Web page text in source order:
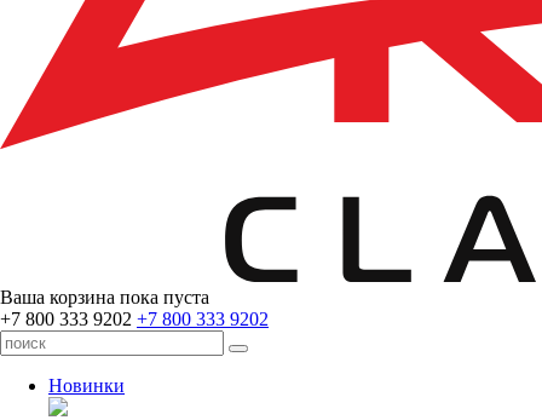
Ваша корзина пока пуста
+7 800 333 9202 +7 800 333 9202
Новинки